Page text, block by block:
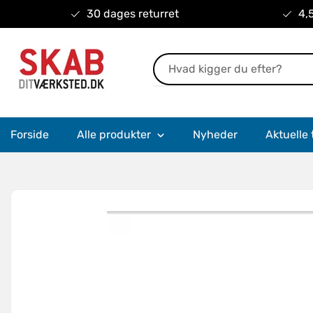
30 dages returret
Forside Alle produkter Nyheder Aktuelle